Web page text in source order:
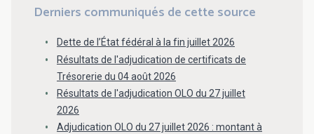
Derniers communiqués de cette source
Dette de l’État fédéral à la fin juillet 2026
Résultats de l'adjudication de certificats de
Trésorerie du 04 août 2026
Résultats de l'adjudication OLO du 27 juillet
2026
Adjudication OLO du 27 juillet 2026 : montant à